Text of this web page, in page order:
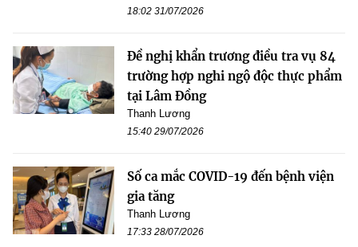
18:02 31/07/2026
Đề nghị khẩn trương điều tra vụ 84
trường hợp nghi ngộ độc thực phẩm
tại Lâm Đồng
Thanh Lương
15:40 29/07/2026
Số ca mắc COVID-19 đến bệnh viện
gia tăng
Thanh Lương
17:33 28/07/2026